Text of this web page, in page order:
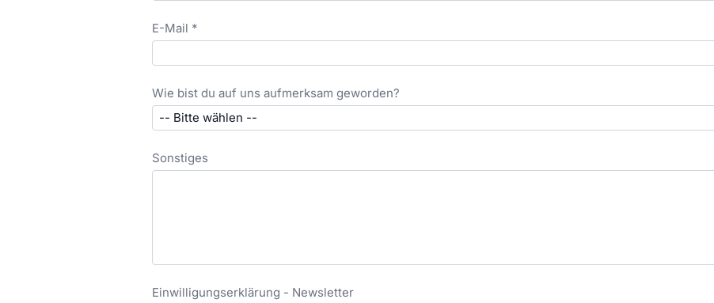
E-Mail *
Wie bist du auf uns aufmerksam geworden?
Sonstiges
Einwilligungserklärung - Newsletter